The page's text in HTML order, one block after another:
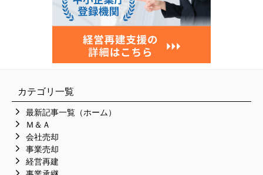
カテゴリ一覧
最新記事一覧（ホーム）
Ｍ＆Ａ
会社売却
事業売却
経営再建